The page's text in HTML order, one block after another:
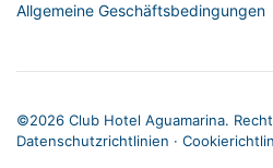
Allgemeine Geschäftsbedingungen
©2026 Club Hotel Aguamarina.
Datenschutzrichtlinien ·